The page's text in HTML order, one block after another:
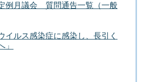
例月議会 質問通告一覧（一般
イルス感染症に感染し、長引く
」